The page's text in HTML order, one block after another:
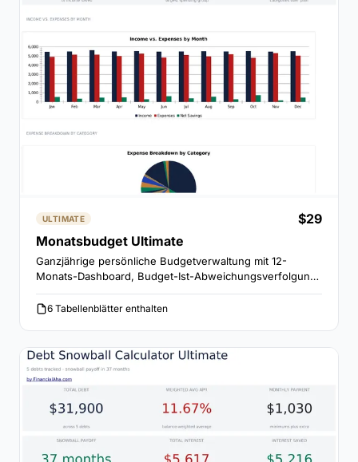
ULTIMATE
$29
Monatsbudget Ultimate
Ganzjährige persönliche Budgetverwaltung mit 12-
Monats-Dashboard, Budget-Ist-Abweichungsverfolgung,
Jahresvergleich und Spartrend-Analyse.
6 Tabellenblätter enthalten